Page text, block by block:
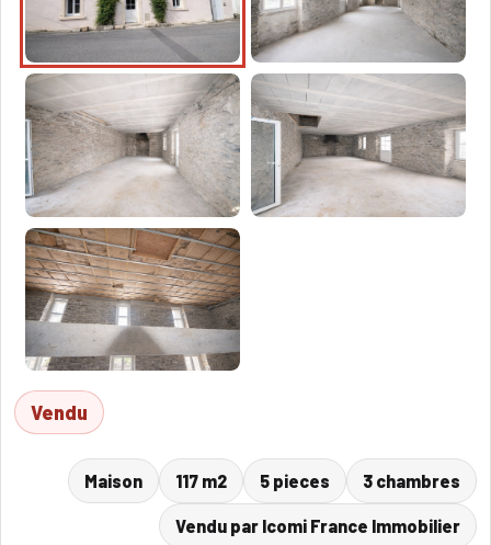
Vendu
Maison 117 m2 5 pieces 3 chambres
Vendu par Icomi France Immobilier